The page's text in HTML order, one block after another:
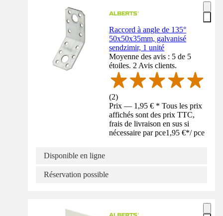
Raccord à angle de 135°
50x50x35mm, galvanisé
sendzimir, 1 unité
Moyenne des avis : 5 de 5
étoiles. 2 Avis clients.
(2)
Prix — 1,95 € * Tous les prix
affichés sont des prix TTC,
frais de livraison en sus si
nécessaire par pce1,95 €*/ pce
Disponible en ligne
Réservation possible